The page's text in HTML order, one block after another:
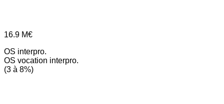
16.9 M€
OS interpro.
OS vocation interpro.
(3 à 8%)